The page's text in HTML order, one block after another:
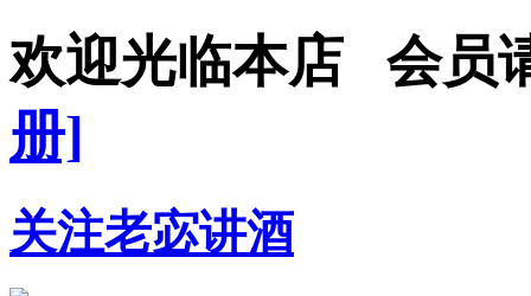
欢迎光临本店 会员
册]
关注老宓讲酒